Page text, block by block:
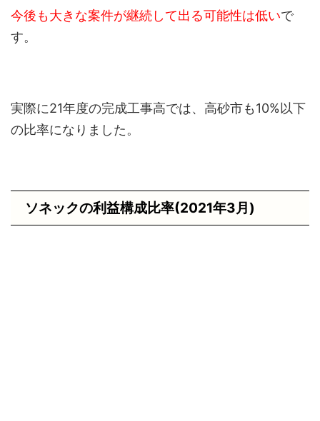
今後も大きな案件が継続して出る可能性は低いで
す。
実際に21年度の完成工事高では、高砂市も10%以下
の比率になりました。
ソネックの利益構成比率(2021年3月)